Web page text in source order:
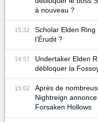
à nouveau ?
15:32
Scholar Elden
l’Érudit ?
14:57
Undertaker Elden
débloquer la
15:02
Après de
Nightreign
Forsaken Hollows